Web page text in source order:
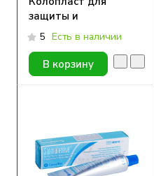
защиты и
выравнивания кожи,
60г.
5 Есть в наличии
В корзину